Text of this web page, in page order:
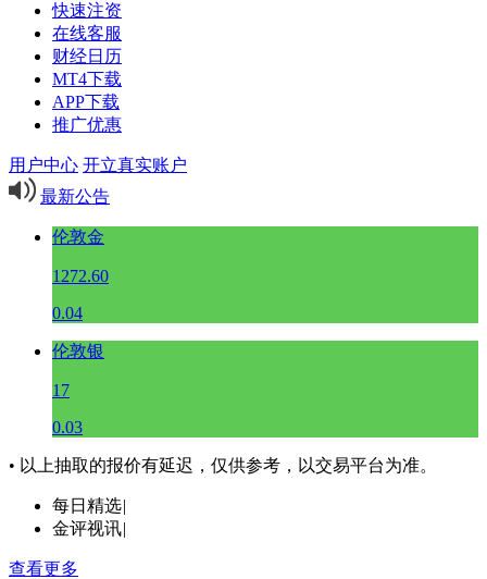
快速注资
在线客服
财经日历
MT4下载
APP下载
推广优惠
用户中心 开立真实账户
最新公告
伦敦金
1272.60
0.04
伦敦银
17
0.03
• 以上抽取的报价有延迟，仅供参考，以交易平台为准。
每日精选|
金评视讯|
查看更多